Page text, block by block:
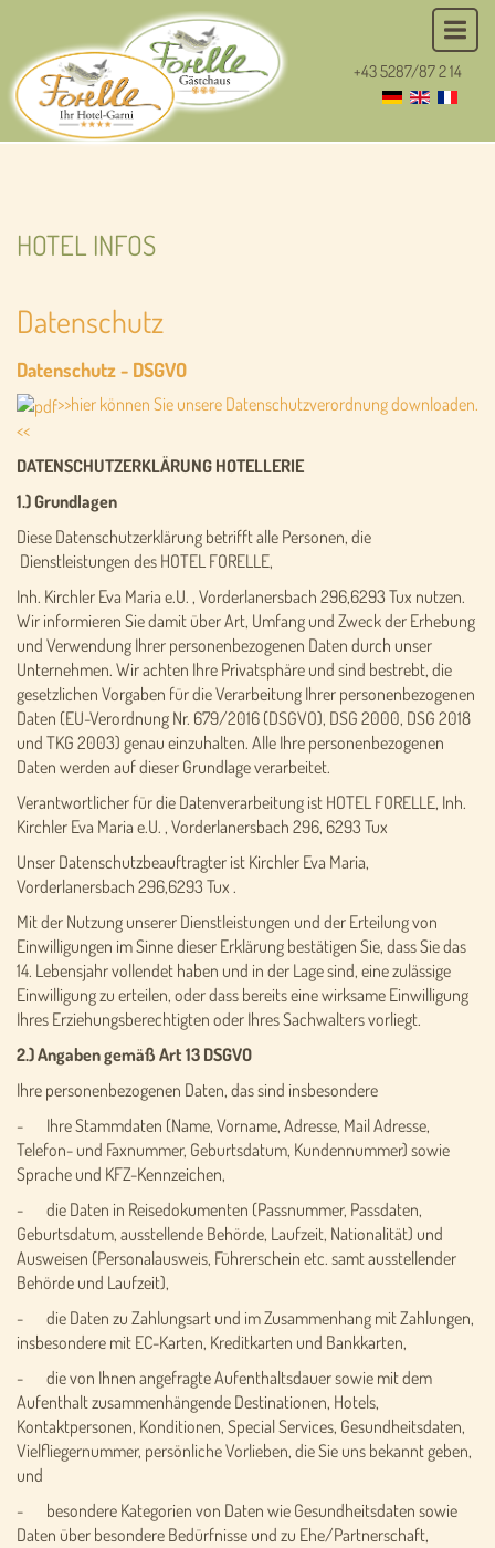
+43 5287/87 2 14
HOTEL INFOS
Datenschutz
Datenschutz - DSGVO
>>hier können Sie unsere Datenschutzverordnung downloaden.
<<
DATENSCHUTZERKLÄRUNG HOTELLERIE
1.) Grundlagen
Diese Datenschutzerklärung betrifft alle Personen, die
Dienstleistungen des HOTEL FORELLE,
Inh. Kirchler Eva Maria e.U. , Vorderlanersbach 296,6293 Tux nutzen.
Wir informieren Sie damit über Art, Umfang und Zweck der Erhebung
und Verwendung Ihrer personenbezogenen Daten durch unser
Unternehmen. Wir achten Ihre Privatsphäre und sind bestrebt, die
gesetzlichen Vorgaben für die Verarbeitung Ihrer personenbezogenen
Daten (EU-Verordnung Nr. 679/2016 (DSGVO), DSG 2000, DSG 2018
und TKG 2003) genau einzuhalten. Alle Ihre personenbezogenen
Daten werden auf dieser Grundlage verarbeitet.
Verantwortlicher für die Datenverarbeitung ist HOTEL FORELLE, Inh.
Kirchler Eva Maria e.U. , Vorderlanersbach 296, 6293 Tux
Unser Datenschutzbeauftragter ist Kirchler Eva Maria,
Vorderlanersbach 296,6293 Tux .
Mit der Nutzung unserer Dienstleistungen und der Erteilung von
Einwilligungen im Sinne dieser Erklärung bestätigen Sie, dass Sie das
14. Lebensjahr vollendet haben und in der Lage sind, eine zulässige
Einwilligung zu erteilen, oder dass bereits eine wirksame Einwilligung
Ihres Erziehungsberechtigten oder Ihres Sachwalters vorliegt.
2.) Angaben gemäß Art 13 DSGVO
Ihre personenbezogenen Daten, das sind insbesondere
- Ihre Stammdaten (Name, Vorname, Adresse, Mail Adresse,
Telefon- und Faxnummer, Geburtsdatum, Kundennummer) sowie
Sprache und KFZ-Kennzeichen,
- die Daten in Reisedokumenten (Passnummer, Passdaten,
Geburtsdatum, ausstellende Behörde, Laufzeit, Nationalität) und
Ausweisen (Personalausweis, Führerschein etc. samt ausstellender
Behörde und Laufzeit),
- die Daten zu Zahlungsart und im Zusammenhang mit Zahlungen,
insbesondere mit EC-Karten, Kreditkarten und Bankkarten,
- die von Ihnen angefragte Aufenthaltsdauer sowie mit dem
Aufenthalt zusammenhängende Destinationen, Hotels,
Kontaktpersonen, Konditionen, Special Services, Gesundheitsdaten,
Vielfliegernummer, persönliche Vorlieben, die Sie uns bekannt geben,
und
- besondere Kategorien von Daten wie Gesundheitsdaten sowie
Daten über besondere Bedürfnisse und zu Ehe/Partnerschaft,